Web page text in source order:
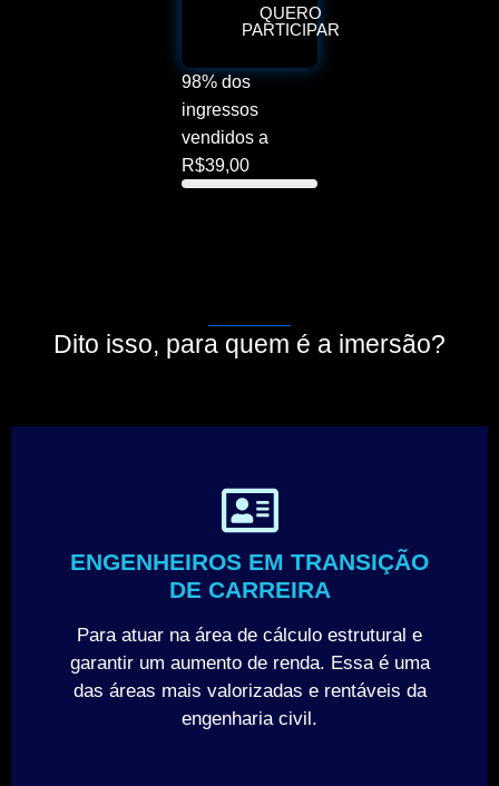
QUERO
PARTICIPAR
98% dos
ingressos
vendidos a
R$39,00
Dito isso, para quem é a imersão?
ENGENHEIROS EM TRANSIÇÃO
DE CARREIRA
Para atuar na área de cálculo estrutural e
garantir um aumento de renda. Essa é uma
das áreas mais valorizadas e rentáveis da
engenharia civil.